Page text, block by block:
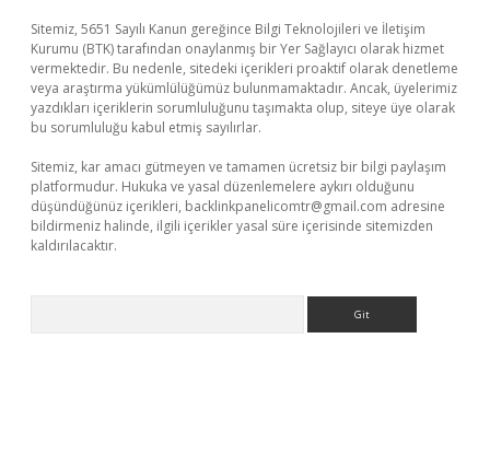
Sitemiz, 5651 Sayılı Kanun gereğince Bilgi Teknolojileri ve İletişim
Kurumu (BTK) tarafından onaylanmış bir Yer Sağlayıcı olarak hizmet
vermektedir. Bu nedenle, sitedeki içerikleri proaktif olarak denetleme
veya araştırma yükümlülüğümüz bulunmamaktadır. Ancak, üyelerimiz
yazdıkları içeriklerin sorumluluğunu taşımakta olup, siteye üye olarak
bu sorumluluğu kabul etmiş sayılırlar.
Sitemiz, kar amacı gütmeyen ve tamamen ücretsiz bir bilgi paylaşım
platformudur. Hukuka ve yasal düzenlemelere aykırı olduğunu
düşündüğünüz içerikleri, backlinkpanelicomtr@gmail.com adresine
bildirmeniz halinde, ilgili içerikler yasal süre içerisinde sitemizden
kaldırılacaktır.